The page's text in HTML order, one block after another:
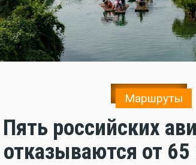
Маршруты
Пять российских
отказываются от